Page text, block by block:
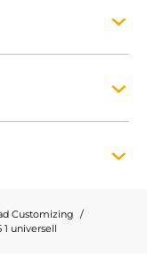
Customizing
1 universell